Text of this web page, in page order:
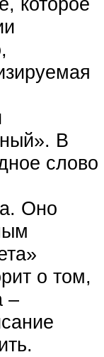
В
слово
Оно
о том,
–